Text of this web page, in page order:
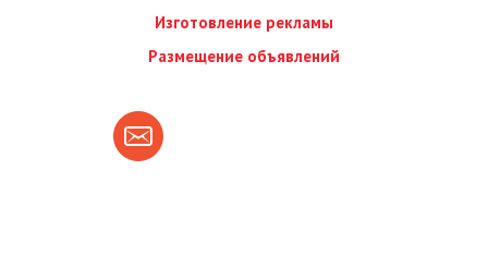
Изготовление рекламы
Размещение объявлений